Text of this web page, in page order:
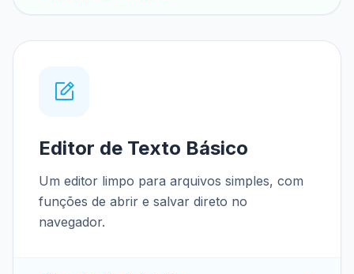
Editor de Texto Básico
Um editor limpo para arquivos simples, com
funções de abrir e salvar direto no
navegador.